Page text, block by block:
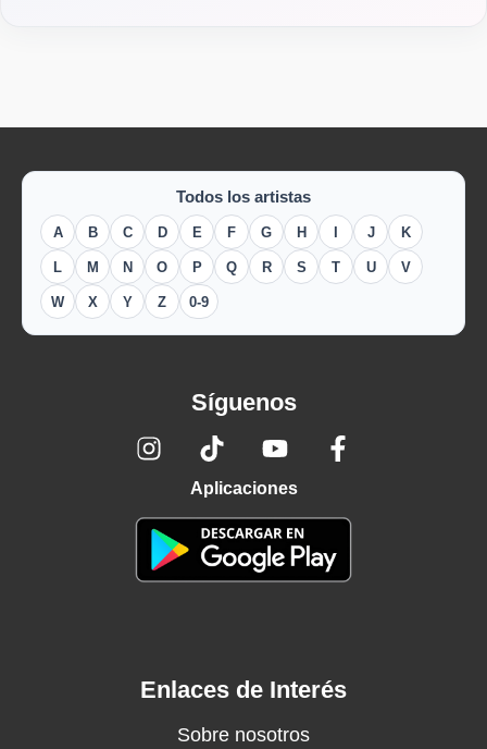
Todos los artistas
A B C D E F G H I J K
L M N O P Q R S T U V
W X Y Z 0-9
Síguenos
Aplicaciones
Enlaces de Interés
Sobre nosotros